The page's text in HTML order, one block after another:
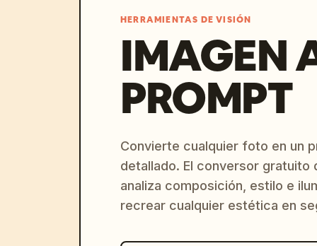
HERRAMIENTAS DE VISIÓN
IMAGEN
PROMPT
Convierte cualquier foto en un
detallado. El conversor gratuito
analiza composición, estilo e
recrear cualquier estética en